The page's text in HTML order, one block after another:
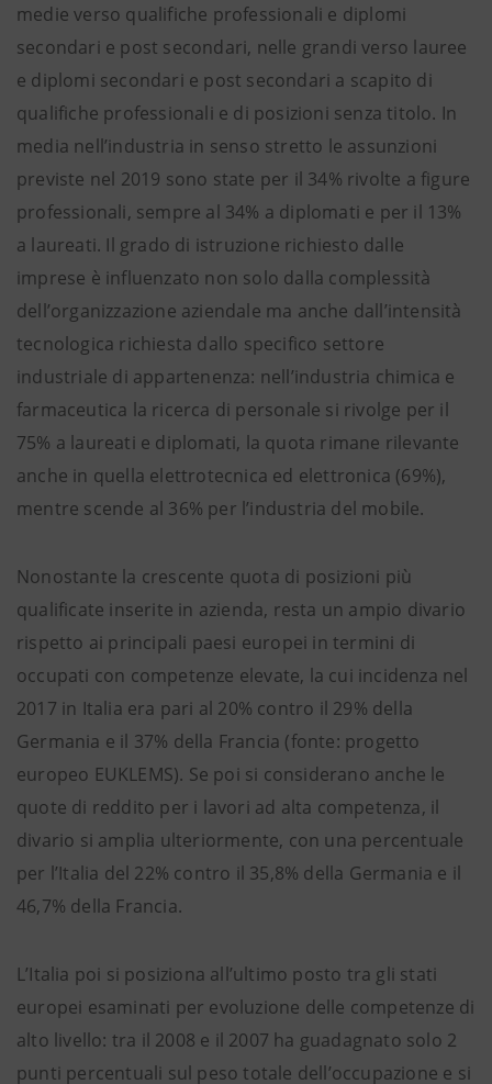
medie verso qualifiche professionali e diplomi
secondari e post secondari, nelle grandi verso lauree
e diplomi secondari e post secondari a scapito di
qualifiche professionali e di posizioni senza titolo. In
media nell’industria in senso stretto le assunzioni
previste nel 2019 sono state per il 34% rivolte a figure
professionali, sempre al 34% a diplomati e per il 13%
a laureati. Il grado di istruzione richiesto dalle
imprese è influenzato non solo dalla complessità
dell’organizzazione aziendale ma anche dall’intensità
tecnologica richiesta dallo specifico settore
industriale di appartenenza: nell’industria chimica e
farmaceutica la ricerca di personale si rivolge per il
75% a laureati e diplomati, la quota rimane rilevante
anche in quella elettrotecnica ed elettronica (69%),
mentre scende al 36% per l’industria del mobile.
Nonostante la crescente quota di posizioni più
qualificate inserite in azienda, resta un ampio divario
rispetto ai principali paesi europei in termini di
occupati con competenze elevate, la cui incidenza nel
2017 in Italia era pari al 20% contro il 29% della
Germania e il 37% della Francia (fonte: progetto
europeo EUKLEMS). Se poi si considerano anche le
quote di reddito per i lavori ad alta competenza, il
divario si amplia ulteriormente, con una percentuale
per l’Italia del 22% contro il 35,8% della Germania e il
46,7% della Francia.
L’Italia poi si posiziona all’ultimo posto tra gli stati
europei esaminati per evoluzione delle competenze di
alto livello: tra il 2008 e il 2007 ha guadagnato solo 2
punti percentuali sul peso totale dell’occupazione e si